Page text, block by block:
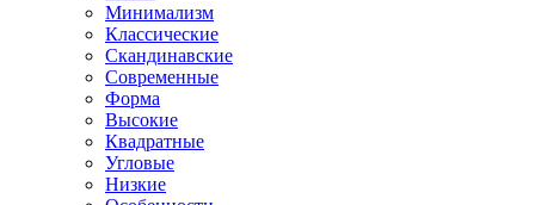
Минимализм
Классические
Скандинавские
Современные
Форма
Высокие
Квадратные
Угловые
Низкие